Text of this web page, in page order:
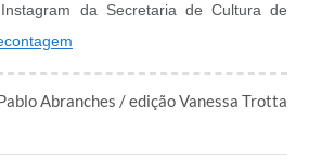
da Secretaria de Cultura de
Abranches / edição Vanessa Trotta